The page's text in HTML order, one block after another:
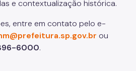
e contextualização histórica.
entre em contato pelo e-
ou
6000.